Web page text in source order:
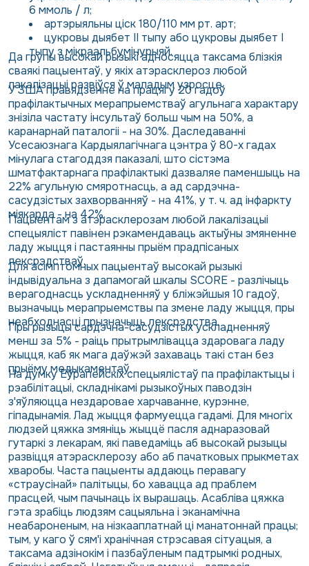
6 ммоль / л;
артэрыяльны ціск 180/110 мм рт. арт;
цукровы дыябет II тыпу або цукровы дыябет I
тыпу з мікраальбумінурыяй.
Да групы высокай рызыкі адносяцца таксама блізкія
сваякі пацыентаў, у якіх атэрасклероз любой
лакалізацыі развіўся ў маладым узросце.
У ЗША правядзенне на працягу 20 гадоў
прафілактычных мерапрыемстваў агульнага характару
знізіла частату інсультаў больш чым на 50%, а
каранарнай паталогіі - на 30%. Даследаванні
Усесаюзнага Кардыялагічнага цэнтра ў 80-х гадах
мінулага стагоддзя паказалі, што сістэма
шматфактарнага прафілактыкі дазваляе паменшыць на
22% агульную смяротнасць, а ад сардэчна-
сасудзістых захворванняў - на 41%, у т. ч. ад інфаркту
міякарда - на 42%.
Пацыентам з атэрасклерозам любой лакалізацыі
спецыяліст павінен рэкамендаваць актыўны змяненне
ладу жыцця і пастаянны прыём прадпісаных
лексрэдстваў.
Для асімптомных пацыентаў высокай рызыкі
індывідуальна з дапамогай шкалы SCORE - разлічыць
верагоднасць ускладненняў у бліжэйшыя 10 гадоў,
вызначыць мерапрыемствы па змене ладу жыцця, пры
неабходнасці прызначыць лексрэдства.
Пры рызыцы сардэчна-сасудзістых ускладненняў
менш за 5% - раіць прытрымлівацца здаровага ладу
жыцця, каб як мага даўжэй захаваць такі стан без
прыёму медыкаментаў.
На думку Еўрапейскіх спецыялістаў па прафілактыцы і
рэабілітацыі, складнікамі рызыкоўных паводзін
з'яўляюцца нездаровае харчаванне, курэнне,
гіпадынамія. Лад жыцця фармуецца гадамі. Для многіх
людзей цяжка змяніць жыццё пасля аднаразовай
гутаркі з лекарам, які паведаміць аб высокай рызыцы
развіцця атэрасклерозу або аб пачатковых прыкметах
хваробы. Часта пацыенты аддаюць перавагу
«страусінай» палітыцы, бо хавацца ад праблем
прасцей, чым пачынаць іх вырашаць. Асабліва цяжка
гэта зрабіць людзям сацыяльна і эканамічна
неабароненым, на нізкааплатнай ці манатоннай працы;
тым, у каго ў сям'і хранічная стрэсавая сітуацыя, а
таксама адзінокім і пазбаўленым падтрымкі родных,